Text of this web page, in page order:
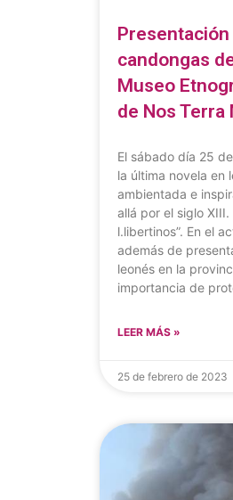
candongas
Museo
de Nos Terra
El sábado día 25
la última novela en
ambientada e
allá por el siglo
l.libertinos”. En el
además de
leonés en la
importancia de
LEER MÁS »
25 de febrero de 2023